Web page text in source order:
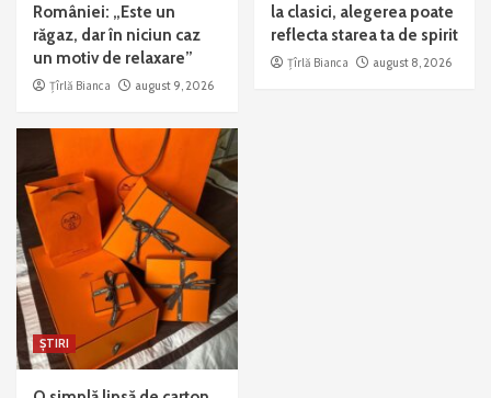
României: „Este un
răgaz, dar în niciun caz
un motiv de relaxare”
Țîrlă Bianca august 9, 2026
la clasici, alegerea poate
reflecta starea ta de spirit
Țîrlă Bianca august 8, 2026
ȘTIRI